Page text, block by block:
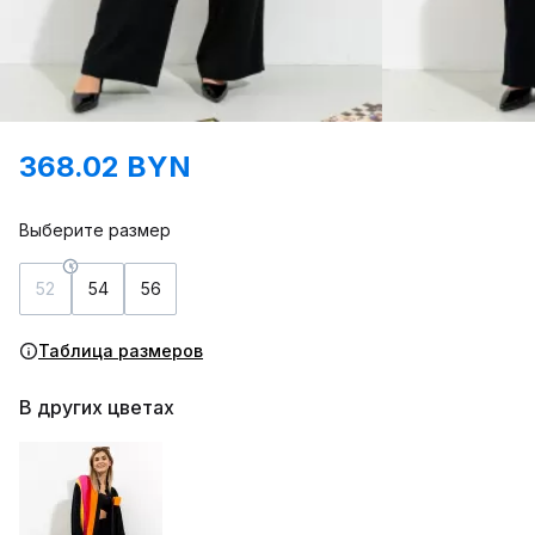
368.02 BYN
Выберите размер
52 54 56
Таблица размеров
В других цветах